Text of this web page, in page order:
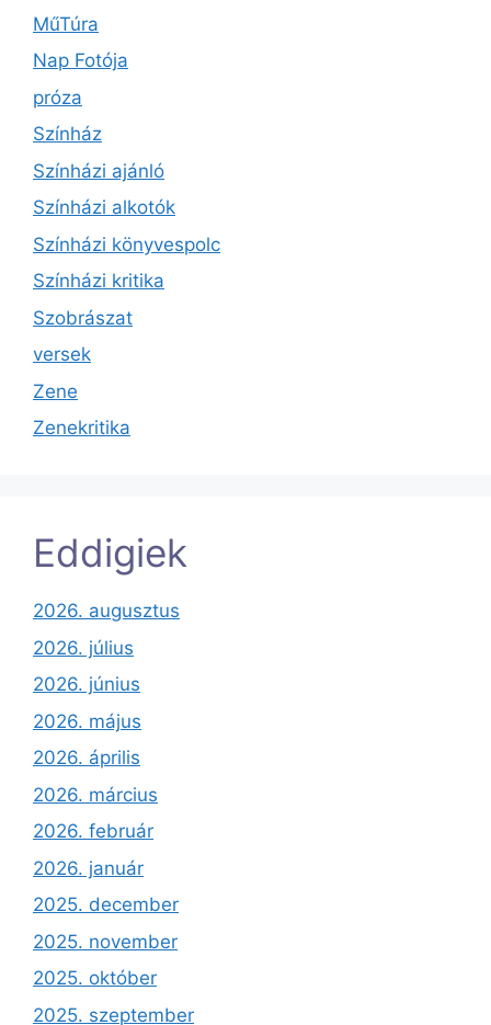
MűTúra
Nap Fotója
próza
Színház
Színházi ajánló
Színházi alkotók
Színházi könyvespolc
Színházi kritika
Szobrászat
versek
Zene
Zenekritika
Eddigiek
2026. augusztus
2026. július
2026. június
2026. május
2026. április
2026. március
2026. február
2026. január
2025. december
2025. november
2025. október
2025. szeptember